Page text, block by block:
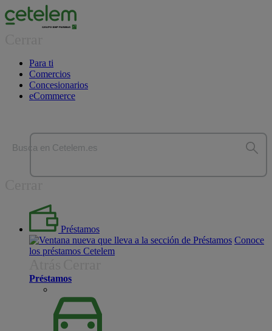
Para ti
Comercios
Concesionarios
eCommerce
Busca en Cetelem.es
Préstamos
Conoce
los préstamos Cetelem
Préstamos